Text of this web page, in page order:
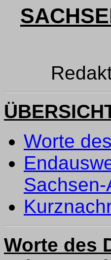
Worte
Worte des